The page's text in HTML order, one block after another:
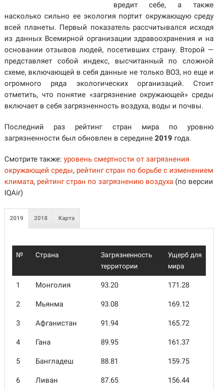
вредит себе, а также
насколько сильно ее экология портит окружающую среду
всей планеты. Первый показатель рассчитывался исходя
из данных Всемирной организации здравоохранения и на
основании отзывов людей, посетивших страну. Второй —
представляет собой индекс, высчитанный по сложной
схеме, включающей в себя данные не только ВОЗ, но еще и
огромного ряда экологических организаций. Стоит
отметить, что понятие «загрязнение окружающей» среды
включает в себя загрязненность воздуха, воды и почвы.
Последний раз рейтинг стран мира по уровню
загрязненности был обновлен в середине 2019 года.
Смотрите также: уровень смертности от загрязнения
окружающей среды, рейтинг стран по борьбе с изменением
климата, рейтинг стран по загрязнению воздуха(по версии
IQAir)
2019 2018 Карта
№ Страна
Загрязненность
территории
Ущерб для
мира
1 Монголия 93.20 171.28
2 Мьянма 93.08 169.12
3 Афганистан 91.94 165.72
4 Гана 89.95 161.37
5 Бангладеш 88.81 159.75
6 Ливан 87.65 156.44